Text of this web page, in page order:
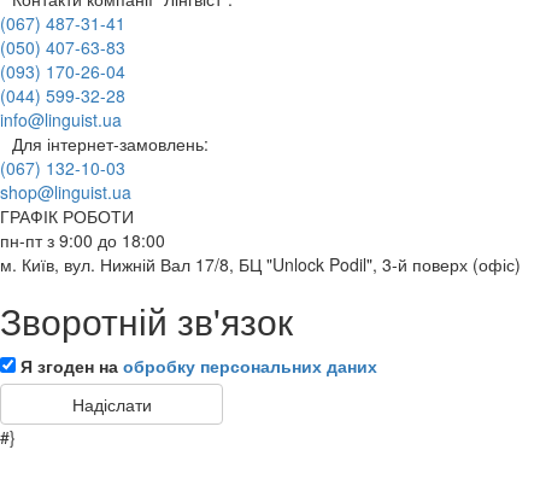
(067) 487-31-41
(050) 407-63-83
(093) 170-26-04
(044) 599-32-28
info@linguist.ua
Для інтернет-замовлень:
(067) 132-10-03
shop@linguist.ua
ГРАФІК РОБОТИ
пн-пт з 9:00 до 18:00
м. Київ, вул. Нижній Вал 17/8, БЦ "Unlock Podil", 3-й поверх (офіс)
Зворотній зв'язок
Я згоден на обробку персональних даних
#}